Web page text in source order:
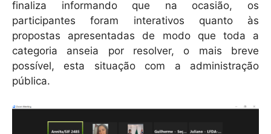
finaliza informando que na ocasião, os
participantes foram interativos quanto às
propostas apresentadas de modo que toda a
categoria anseia por resolver, o mais breve
possível, esta situação com a administração
pública.